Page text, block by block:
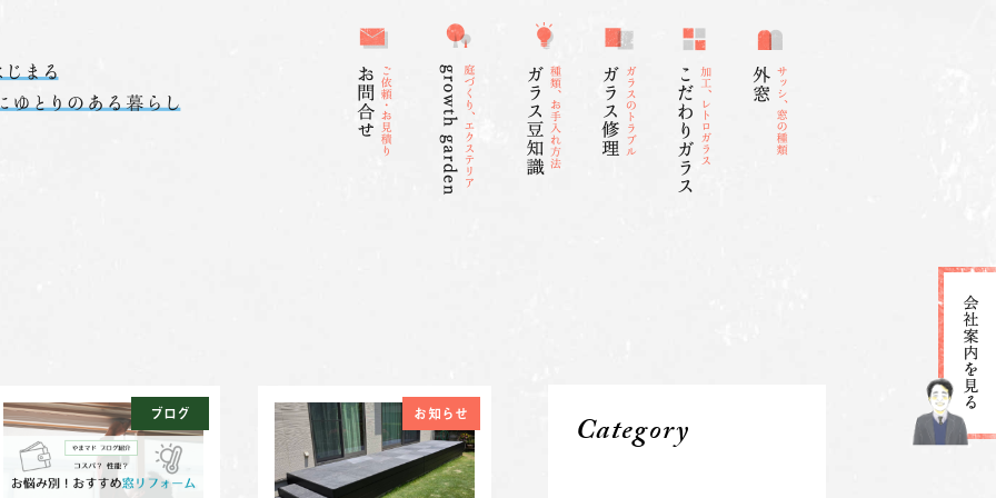
ブログ お知らせ Category